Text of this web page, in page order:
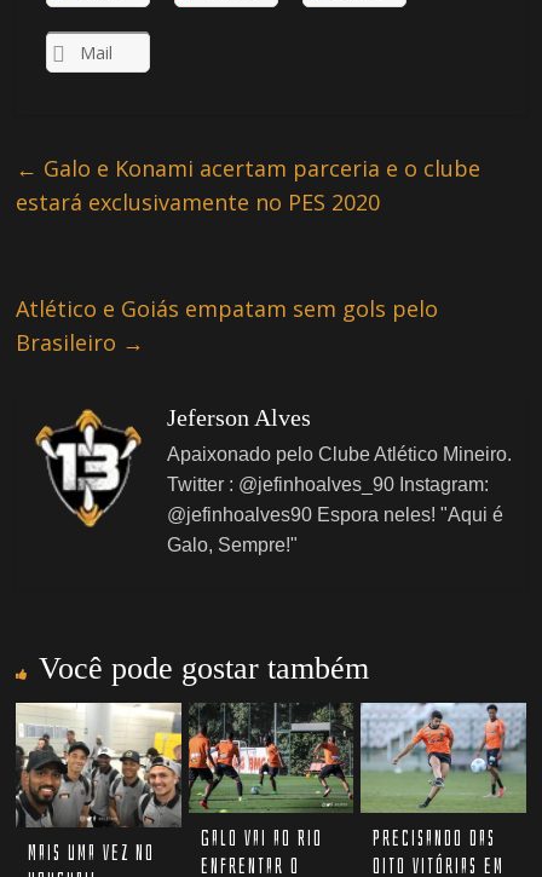
Mail
← Galo e Konami acertam parceria e o clube
estará exclusivamente no PES 2020
Atlético e Goiás empatam sem gols pelo
Brasileiro →
Jeferson Alves
Apaixonado pelo Clube Atlético Mineiro.
Twitter : @jefinhoalves_90 Instagram:
@jefinhoalves90 Espora neles! "Aqui é
Galo, Sempre!"
Você pode gostar também
Mais uma vez no
Galo vai ao Rio
enfrentar o
Precisando das
oito vitórias em